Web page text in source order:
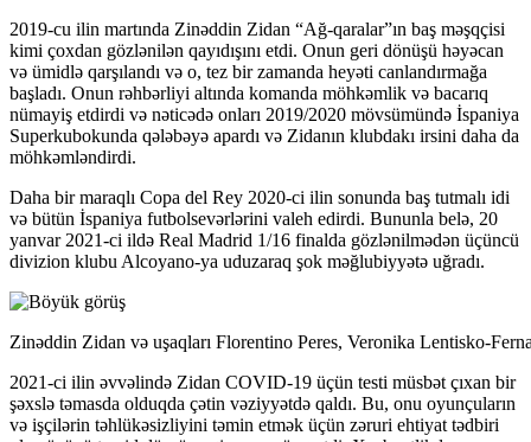
2019-cu ilin martında Zinəddin Zidan “Ağ-qaralar”ın baş məşqçisi
kimi çoxdan gözlənilən qayıdışını etdi. Onun geri dönüşü həyəcan
və ümidlə qarşılandı və o, tez bir zamanda heyəti canlandırmağa
başladı. Onun rəhbərliyi altında komanda möhkəmlik və bacarıq
nümayiş etdirdi və nəticədə onları 2019/2020 mövsümündə İspaniya
Superkubokunda qələbəyə apardı və Zidanın klubdakı irsini daha da
möhkəmləndirdi.
Daha bir maraqlı Copa del Rey 2020-ci ilin sonunda baş tutmalı idi
və bütün İspaniya futbolsevərlərini valeh edirdi. Bununla belə, 20
yanvar 2021-ci ildə Real Madrid 1/16 finalda gözlənilmədən üçüncü
divizion klubu Alcoyano-ya uduzaraq şok məğlubiyyətə uğradı.
Zinəddin Zidan və uşaqları Florentino Peres, Veronika Lentisko-
2021-ci ilin əvvəlində Zidan COVID-19 üçün testi müsbət çıxan bir
şəxslə təmasda olduqda çətin vəziyyətdə qaldı. Bu, onu oyunçuların
və işçilərin təhlükəsizliyini təmin etmək üçün zəruri ehtiyat tədbiri